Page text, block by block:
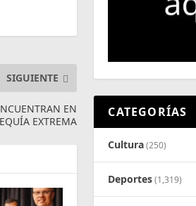
SIGUIENTE
EN
EXTREMA
CATEGORÍAS
Cultura(250)
Deportes(1,319)